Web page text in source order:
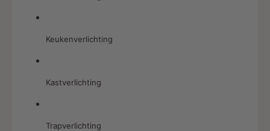
Keukenverlichting
Kastverlichting
Trapverlichting